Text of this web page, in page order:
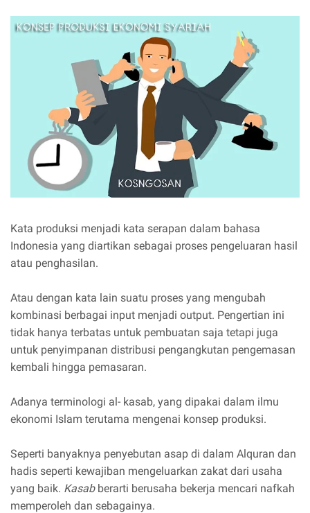
Kata produksi menjadi kata serapan dalam bahasa
Indonesia yang diartikan sebagai proses pengeluaran hasil
atau penghasilan.
Atau dengan kata lain suatu proses yang mengubah
kombinasi berbagai input menjadi output. Pengertian ini
tidak hanya terbatas untuk pembuatan saja tetapi juga
untuk penyimpanan distribusi pengangkutan pengemasan
kembali hingga pemasaran.
Adanya terminologi al- kasab, yang dipakai dalam ilmu
ekonomi Islam terutama mengenai konsep produksi.
Seperti banyaknya penyebutan asap di dalam Alquran dan
hadis seperti kewajiban mengeluarkan zakat dari usaha
yang baik. Kasab berarti berusaha bekerja mencari nafkah
memperoleh dan sebagainya.